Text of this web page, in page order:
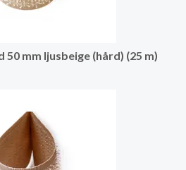
mm ljusbeige (hård) (25 m)